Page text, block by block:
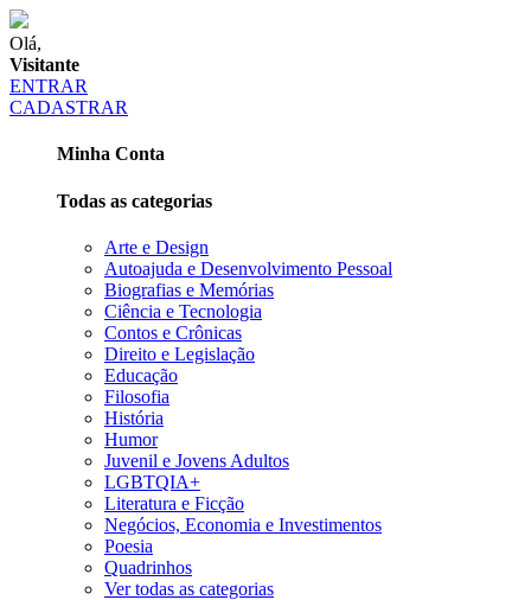
Olá,
Visitante
ENTRAR
CADASTRAR
Minha Conta
Todas as categorias
Arte e Design
Autoajuda e Desenvolvimento Pessoal
Biografias e Memórias
Ciência e Tecnologia
Contos e Crônicas
Direito e Legislação
Educação
Filosofia
História
Humor
Juvenil e Jovens Adultos
LGBTQIA+
Literatura e Ficção
Negócios, Economia e Investimentos
Poesia
Quadrinhos
Ver todas as categorias